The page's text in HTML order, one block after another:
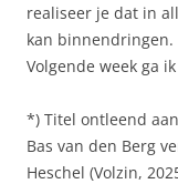
realiseer je dat in
kan binnendringen.
Volgende week ga
*) Titel ontleend
Bas van den Berg
Heschel (Volzin,